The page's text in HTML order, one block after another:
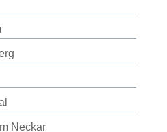
Neckar